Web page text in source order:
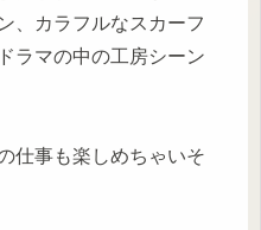
、カラフルなスカーフ
ラマの中の工房シーン
仕事も楽しめちゃいそ